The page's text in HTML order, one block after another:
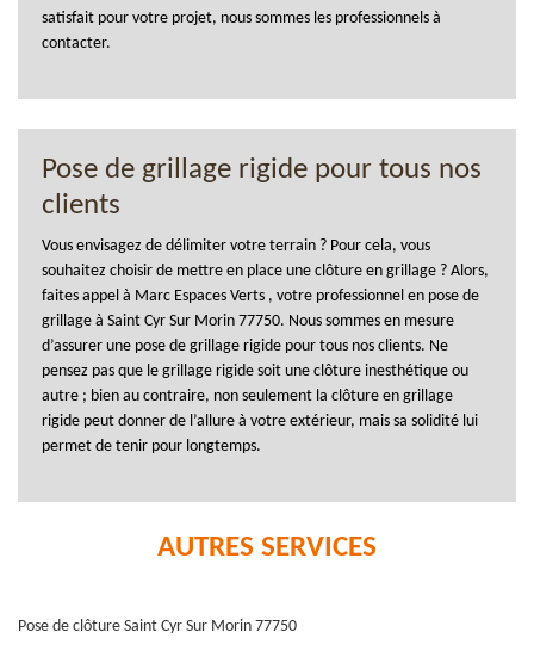
satisfait pour votre projet, nous sommes les professionnels à
contacter.
Pose de grillage rigide pour tous nos
clients
Vous envisagez de délimiter votre terrain ? Pour cela, vous
souhaitez choisir de mettre en place une clôture en grillage ? Alors,
faites appel à Marc Espaces Verts , votre professionnel en pose de
grillage à Saint Cyr Sur Morin 77750. Nous sommes en mesure
d’assurer une pose de grillage rigide pour tous nos clients. Ne
pensez pas que le grillage rigide soit une clôture inesthétique ou
autre ; bien au contraire, non seulement la clôture en grillage
rigide peut donner de l’allure à votre extérieur, mais sa solidité lui
permet de tenir pour longtemps.
AUTRES SERVICES
Pose de clôture Saint Cyr Sur Morin 77750